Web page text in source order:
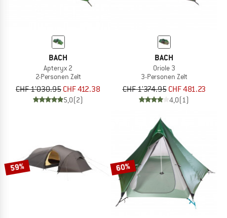
BACH
Apteryx 2
2-Personen Zelt
CHF 1'030.95 CHF 412.38
5,0(2)
BACH
Oriole 3
3-Personen Zelt
CHF 1'374.95 CHF 481.23
4,0(1)
59% 60%